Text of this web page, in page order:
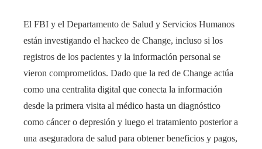
El FBI y el Departamento de Salud y Servicios Humanos
están investigando el hackeo de Change, incluso si los
registros de los pacientes y la información personal se
vieron comprometidos. Dado que la red de Change actúa
como una centralita digital que conecta la información
desde la primera visita al médico hasta un diagnóstico
como cáncer o depresión y luego el tratamiento posterior a
una aseguradora de salud para obtener beneficios y pagos,